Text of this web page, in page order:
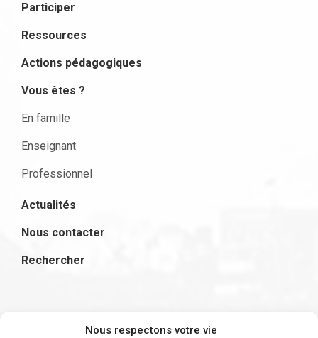
Nous respectons votre vie
Participer
Ressources
Actions pédagogiques
Vous êtes ?
En famille
Enseignant
Professionnel
Actualités
Nous contacter
Rechercher
S'inscrire à la newsletter